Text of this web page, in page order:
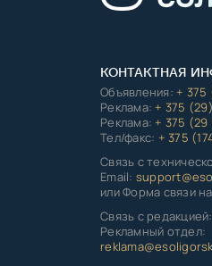
КОНТАКТНАЯ
Объявления:+ 375
Реклама:+ 375
Реклама:+ 375 (29
Тел/факс: + 375
Связь с
Email:
или Форма связи
Связь с редакцией:
Рекламный отдел: